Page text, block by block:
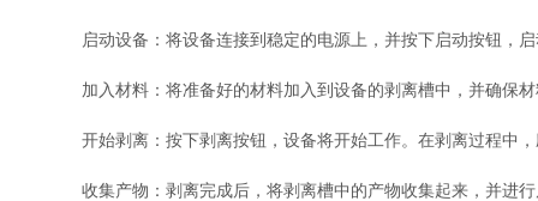
启动设备：将设备连接到稳定的电源上，并按下启动按钮，启
加入材料：将准备好的材料加入到设备的剥离槽中，并确保材
开始剥离：按下剥离按钮，设备将开始工作。在剥离过程中，
收集产物：剥离完成后，将剥离槽中的产物收集起来，并进行